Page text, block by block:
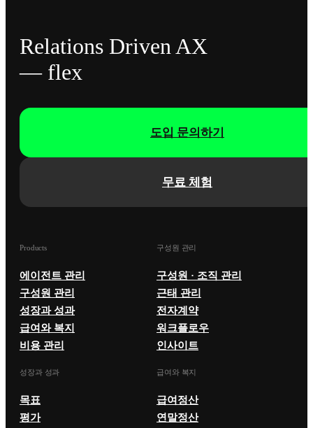
Relations Driven AX
— flex
무료 체험
도입 문의하기
Products
에이전트 관리
구성원 관리
성장과 성과
급여와 복지
비용 관리
구성원 관리
구성원 · 조직 관리
근태 관리
전자계약
워크플로우
인사이트
성장과 성과
목표
평가
급여와 복지
급여정산
연말정산